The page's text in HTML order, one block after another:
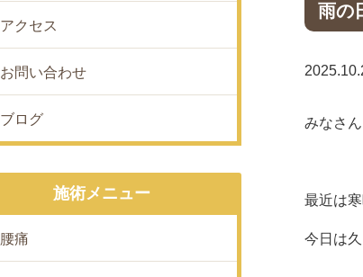
雨の
みなさ
最近は
今日は
アクセス
お問い合わせ
ブログ
施術メニュー
腰痛